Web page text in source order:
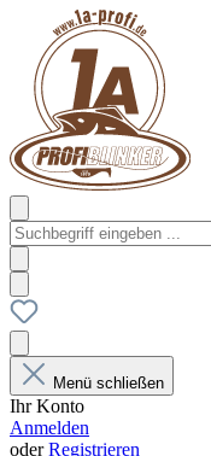
Menü schließen
Ihr Konto
Anmelden
oderRegistrieren